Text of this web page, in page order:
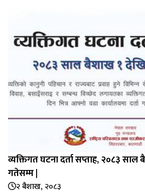
व्यक्तिगत घटना दर्ता सप्‍ताह, २०८३
गतेसम्म |
२ बैशाख, २०८३